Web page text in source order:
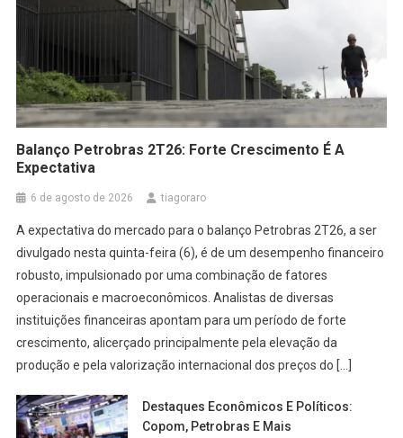
Balanço Petrobras 2T26: Forte Crescimento É A Expectativa
Balanço Petrobras 2T26: Forte Crescimento É A
Expectativa
6 de agosto de 2026 tiagoraro
A expectativa do mercado para o balanço Petrobras 2T26, a ser
divulgado nesta quinta-feira (6), é de um desempenho financeiro
robusto, impulsionado por uma combinação de fatores
operacionais e macroeconômicos. Analistas de diversas
instituições financeiras apontam para um período de forte
crescimento, alicerçado principalmente pela elevação da
produção e pela valorização internacional dos preços do […]
Destaques Econômicos E Políticos:
Copom, Petrobras E Mais